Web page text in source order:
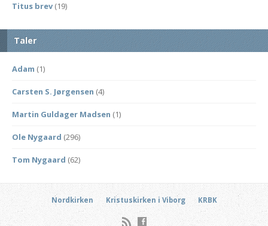
Titus brev (19)
Taler
Adam (1)
Carsten S. Jørgensen (4)
Martin Guldager Madsen (1)
Ole Nygaard (296)
Tom Nygaard (62)
Nordkirken Kristuskirken i Viborg KRBK